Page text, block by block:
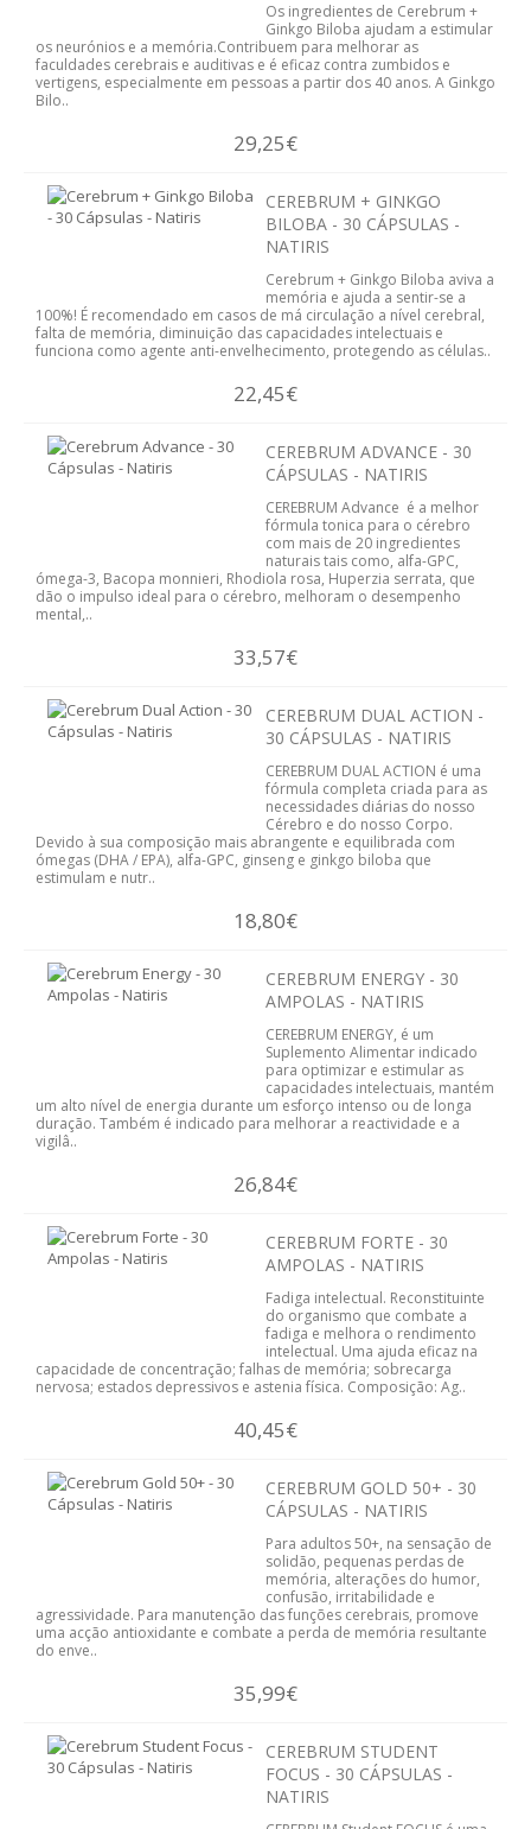
CANSAÇO FISICO
CABELOS PELE UNHAS
COLESTEROL E TRIGLICÉRIDOS
COSMÉTICA
FIGADO E VISÍCULA
GRIPES E CONSTIPAÇÕES
CIRCULAÇÃO
MEMÓRIA E CONCENTRAÇÃO
MENOPAUSA
PRISÃO DE VENTRE
SISTEMA CARDIOVASCULAR
SISTEMA IMUNITÁRIO
SISTEMA PULMONAR
SISTEMA RENAL E URINÁRIO
VITAMINAS
DEPUR
CORTA-APETITE
PRISÃO DE VENTRE
SUBSTITUTO DE REFEIÇÕES
PLANOS DE EMAGRECIMENTO
PLANTAS MEDICINAIS
Os ingredientes de Cerebrum +
Ginkgo Biloba ajudam a estimular
os neurónios e a memória.Contribuem para melhorar as
faculdades cerebrais e auditivas e é eficaz contra zumbidos e
vertigens, especialmente em pessoas a partir dos 40 anos. A Ginkgo
Bilo..
29,25€
CEREBRUM + GINKGO
BILOBA - 30 CÁPSULAS -
NATIRIS
Cerebrum + Ginkgo Biloba aviva a
memória e ajuda a sentir-se a
100%! É recomendado em casos de má circulação a nível cerebral,
falta de memória, diminuição das capacidades intelectuais e
funciona como agente anti-envelhecimento, protegendo as células..
22,45€
CEREBRUM ADVANCE - 30
CÁPSULAS - NATIRIS
CEREBRUM Advance é a melhor
fórmula tonica para o cérebro
com mais de 20 ingredientes
naturais tais como, alfa-GPC,
ómega-3, Bacopa monnieri, Rhodiola rosa, Huperzia serrata, que
dão o impulso ideal para o cérebro, melhoram o desempenho
mental,..
33,57€
CEREBRUM DUAL ACTION -
30 CÁPSULAS - NATIRIS
CEREBRUM DUAL ACTION é uma
fórmula completa criada para as
necessidades diárias do nosso
Cérebro e do nosso Corpo.
Devido à sua composição mais abrangente e equilibrada com
ómegas (DHA / EPA), alfa-GPC, ginseng e ginkgo biloba que
estimulam e nutr..
18,80€
CEREBRUM ENERGY - 30
AMPOLAS - NATIRIS
CEREBRUM ENERGY, é um
Suplemento Alimentar indicado
para optimizar e estimular as
capacidades intelectuais, mantém
um alto nível de energia durante um esforço intenso ou de longa
duração. Também é indicado para melhorar a reactividade e a
vigilâ..
26,84€
CEREBRUM FORTE - 30
AMPOLAS - NATIRIS
Fadiga intelectual. Reconstituinte
do organismo que combate a
fadiga e melhora o rendimento
intelectual. Uma ajuda eficaz na
capacidade de concentração; falhas de memória; sobrecarga
nervosa; estados depressivos e astenia física. Composição: Ag..
40,45€
CEREBRUM GOLD 50+ - 30
CÁPSULAS - NATIRIS
Para adultos 50+, na sensação de
solidão, pequenas perdas de
memória, alterações do humor,
confusão, irritabilidade e
agressividade. Para manutenção das funções cerebrais, promove
uma acção antioxidante e combate a perda de memória resultante
do enve..
35,99€
CEREBRUM STUDENT
FOCUS - 30 CÁPSULAS -
NATIRIS